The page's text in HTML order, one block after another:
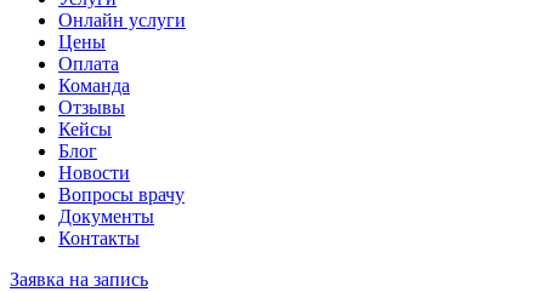
Онлайн услуги
Цены
Оплата
Команда
Отзывы
Кейсы
Блог
Новости
Вопросы врачу
Документы
Контакты
Заявка на запись